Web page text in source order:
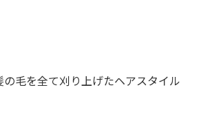
毛を全て刈り上げたヘアスタイル